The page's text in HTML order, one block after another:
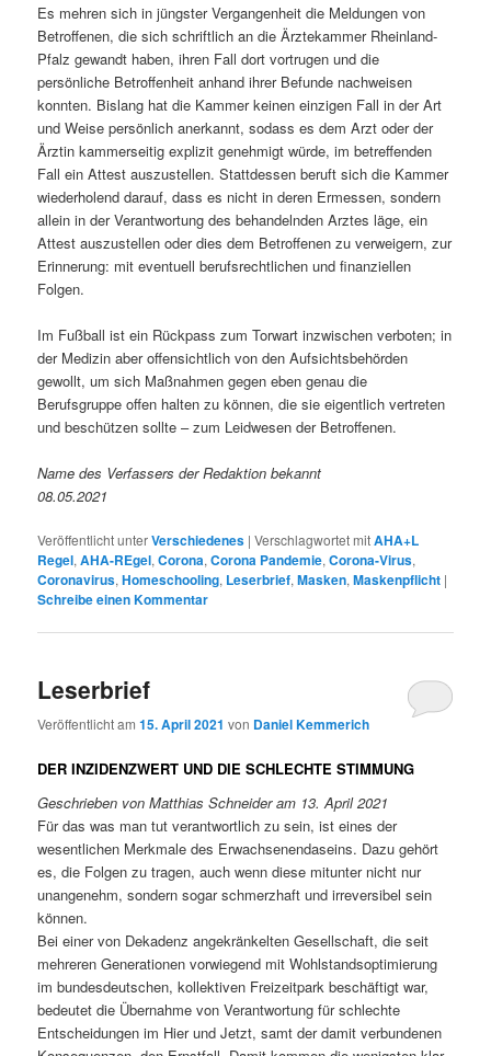
Es mehren sich in jüngster Vergangenheit die Meldungen von
Betroffenen, die sich schriftlich an die Ärztekammer Rheinland-
Pfalz gewandt haben, ihren Fall dort vortrugen und die
persönliche Betroffenheit anhand ihrer Befunde nachweisen
konnten. Bislang hat die Kammer keinen einzigen Fall in der Art
und Weise persönlich anerkannt, sodass es dem Arzt oder der
Ärztin kammerseitig explizit genehmigt würde, im betreffenden
Fall ein Attest auszustellen. Stattdessen beruft sich die Kammer
wiederholend darauf, dass es nicht in deren Ermessen, sondern
allein in der Verantwortung des behandelnden Arztes läge, ein
Attest auszustellen oder dies dem Betroffenen zu verweigern, zur
Erinnerung: mit eventuell berufsrechtlichen und finanziellen
Folgen.
Im Fußball ist ein Rückpass zum Torwart inzwischen verboten; in
der Medizin aber offensichtlich von den Aufsichtsbehörden
gewollt, um sich Maßnahmen gegen eben genau die
Berufsgruppe offen halten zu können, die sie eigentlich vertreten
und beschützen sollte – zum Leidwesen der Betroffenen.
Name des Verfassers der Redaktion bekannt
08.05.2021
Veröffentlicht unterVerschiedenes |Verschlagwortet mitAHA+L
Regel,AHA-REgel,Corona,Corona Pandemie,Corona-Virus,
Coronavirus,Homeschooling, Leserbrief,Masken,Maskenpflicht |
Schreibe einen Kommentar
Leserbrief
Veröffentlicht am15. April 2021 von Daniel Kemmerich
DER INZIDENZWERT UND DIE SCHLECHTE STIMMUNG
Geschrieben von Matthias Schneider am 13. April 2021
Für das was man tut verantwortlich zu sein, ist eines der
wesentlichen Merkmale des Erwachsenendaseins. Dazu gehört
es, die Folgen zu tragen, auch wenn diese mitunter nicht nur
unangenehm, sondern sogar schmerzhaft und irreversibel sein
können.
Bei einer von Dekadenz angekränkelten Gesellschaft, die seit
mehreren Generationen vorwiegend mit Wohlstandsoptimierung
im bundesdeutschen, kollektiven Freizeitpark beschäftigt war,
bedeutet die Übernahme von Verantwortung für schlechte
Entscheidungen im Hier und Jetzt, samt der damit verbundenen